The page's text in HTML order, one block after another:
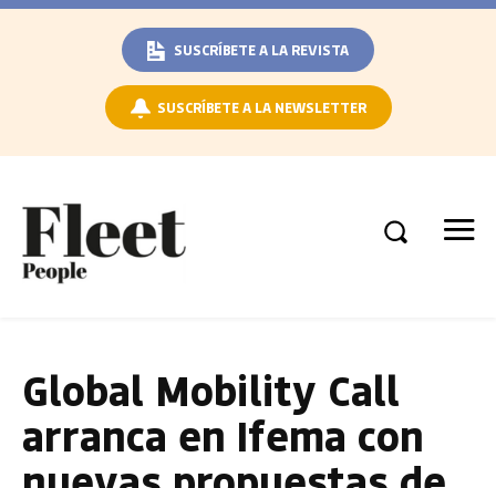
SUSCRÍBETE A LA REVISTA
SUSCRÍBETE A LA NEWSLETTER
Global Mobility Call
arranca en Ifema con